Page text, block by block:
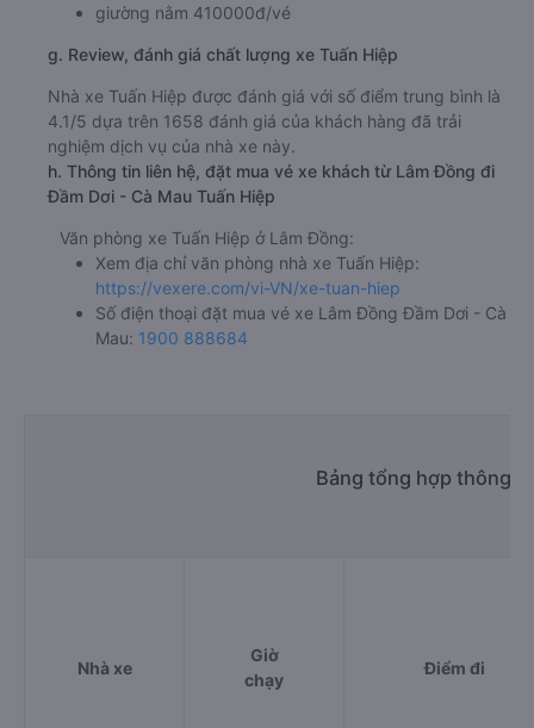
giường nằm 410000đ/vé
g. Review, đánh giá chất lượng xe Tuấn Hiệp
Nhà xe Tuấn Hiệp được đánh giá với số điểm trung bình là
4.1/5 dựa trên 1658 đánh giá của khách hàng đã trải
nghiệm dịch vụ của nhà xe này.
h. Thông tin liên hệ, đặt mua vé xe khách từ Lâm Đồng đi
Đầm Dơi - Cà Mau Tuấn Hiệp
Văn phòng xe Tuấn Hiệp ở Lâm Đồng:
Xem địa chỉ văn phòng nhà xe Tuấn Hiệp:
https://vexere.com/vi-VN/xe-tuan-hiep
Số điện thoại đặt mua vé xe Lâm Đồng Đầm Dơi - Cà
Mau: 1900 888684
Bảng tổng hợp thông
Nhà xe
Giờ
chạy
Điểm đi